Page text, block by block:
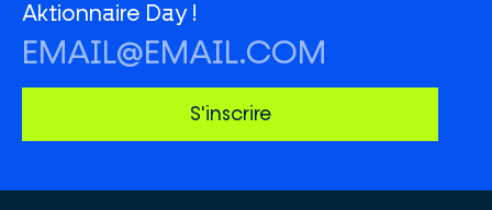
Aktionnaire Day !